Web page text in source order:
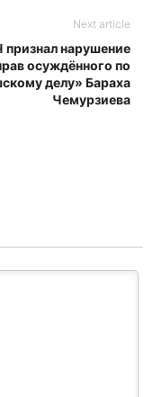
Next article
нарушение
осуждённого по
делу» Бараха
Чемурзиева